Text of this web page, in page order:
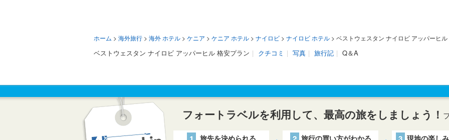
ホーム > 海外旅行 > 海外 ホテル > ケニア > ケニア ホテル > ナイロビ > ナイロビ ホテル > ベストウェスタン ナイロビ アッパーヒル
ベストウェスタン ナイロビ アッパーヒル 格安プラン | クチコミ | 写真 | 旅行記 | Q＆A
フォートラベルを利用して、最高の旅をしましょう！